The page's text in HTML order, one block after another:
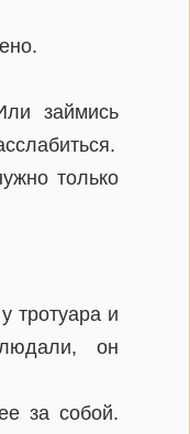
займись
только
тротуара и
он
за собой.